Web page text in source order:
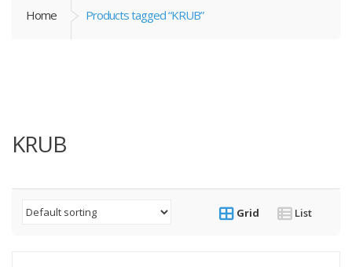
Home Products tagged “KRUB”
KRUB
Grid List